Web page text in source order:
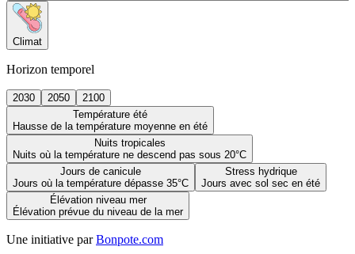
Climat
Horizon temporel
2030 2050
2100
Température été
Hausse de la température moyenne en été
Nuits tropicales
Nuits où la température ne descend pas sous 20°C
Jours de canicule
Jours où la température dépasse 35°C
Stress hydrique
Jours avec sol sec en été
Élévation niveau mer
Élévation prévue du niveau de la mer
Une initiative par Bonpote.com